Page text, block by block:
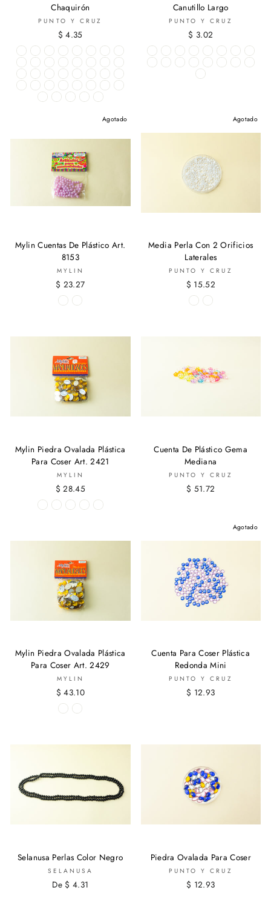
Chaquirón
PUNTO Y CRUZ
$ 4.35
Canutillo Largo
PUNTO Y CRUZ
$ 3.02
Agotado
Mylin Cuentas De Plástico Art.
8153
MYLIN
$ 23.27
Agotado
Media Perla Con 2 Orificios
Laterales
PUNTO Y CRUZ
$ 15.52
Mylin Piedra Ovalada Plástica
Para Coser Art. 2421
MYLIN
$ 28.45
Cuenta De Plástico Gema
Mediana
PUNTO Y CRUZ
$ 51.72
Mylin Piedra Ovalada Plástica
Para Coser Art. 2429
MYLIN
$ 43.10
Agotado
Cuenta Para Coser Plástica
Redonda Mini
PUNTO Y CRUZ
$ 12.93
Selanusa Perlas Color Negro
SELANUSA
De $ 4.31
Piedra Ovalada Para Coser
PUNTO Y CRUZ
$ 12.93